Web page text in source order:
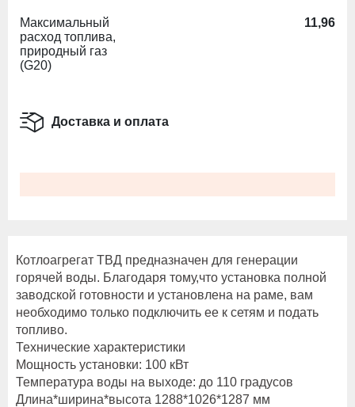
Максимальный
расход топлива,
природный газ
(G20)
11,96
Доставка и оплата
Котлоагрегат ТВД предназначен для генерации
горячей воды. Благодаря тому,что установка полной
заводской готовности и установлена на раме, вам
необходимо только подключить ее к сетям и подать
топливо.
Технические характеристики
Мощность установки: 100 кВт
Температура воды на выходе: до 110 градусов
Длина*ширина*высота 1288*1026*1287 мм